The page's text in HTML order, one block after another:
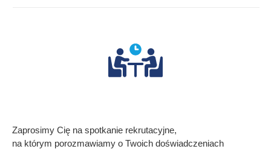
Zaprosimy Cię na spotkanie rekrutacyjne,
na którym porozmawiamy o Twoich doświadczeniach